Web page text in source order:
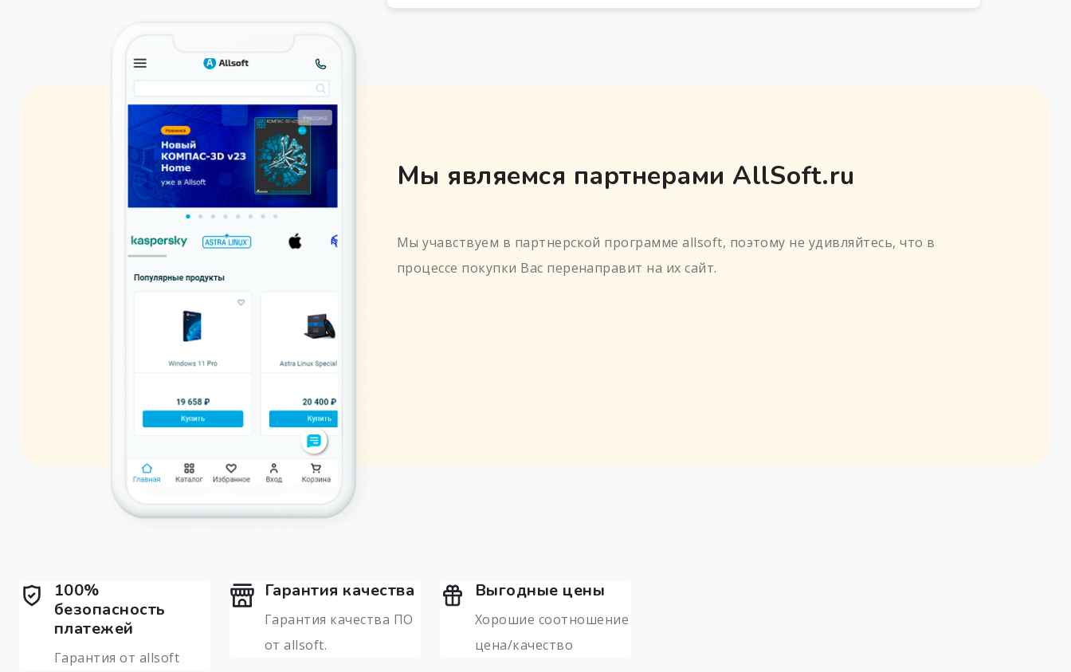
Мы являемся партнерами AllSoft.ru
Мы учавствуем в партнерской программе allsoft, поэтому не удивляйтесь, что в
процессе покупки Вас перенаправит на их сайт.
100%
безопасность
платежей
Гарантия от allsoft
Гарантия качества
Гарантия качества ПО
от allsoft.
Выгодные цены
Хорошие соотношение
цена/качество